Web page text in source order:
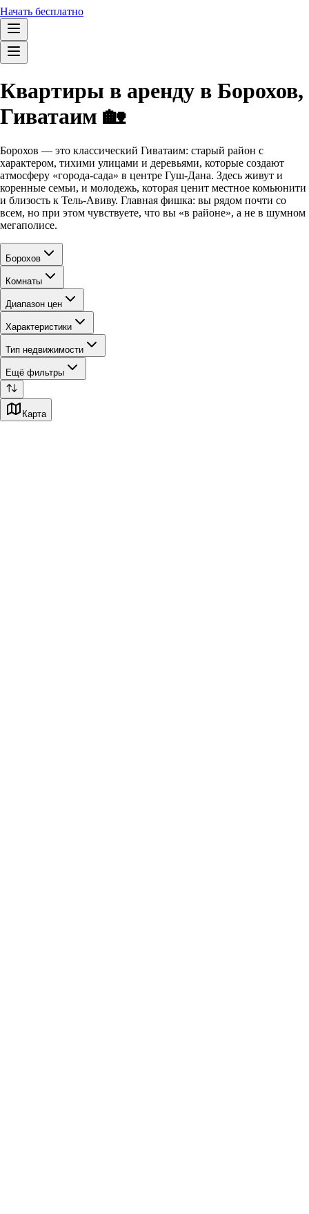
Начать бесплатно
Квартиры в аренду в Борохов,
Гиватаим 🏡
Борохов — это классический Гиватаим: старый район с
характером, тихими улицами и деревьями, которые создают
атмосферу «города-сада» в центре Гуш-Дана. Здесь живут и
коренные семьи, и молодежь, которая ценит местное комьюнити
и близость к Тель-Авиву. Главная фишка: вы рядом почти со
всем, но при этом чувствуете, что вы «в районе», а не в шумном
мегаполисе.
Борохов
Комнаты
Диапазон цен
Характеристики
Тип недвижимости
Ещё фильтры
Карта